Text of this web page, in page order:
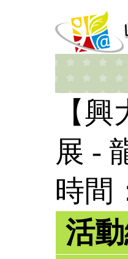
【
展 -
時間
活